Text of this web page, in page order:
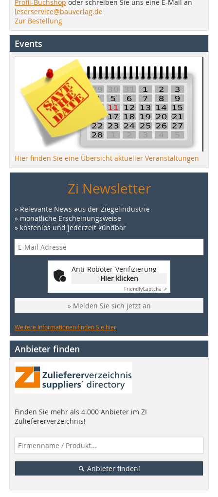
Profil-Buchshop oder schreiben Sie uns eine E-Mail an
leserservice@bauverlag.de
Zur Bestellung
Events
Hier finden Sie eine Übersicht aktueller Veranstaltungen
Zi Newsletter
» Relevante News aus der Ziegelindustrie
» monatliche Erscheinungsweise
» kostenlos und jederzeit kündbar
Anti-Roboter-Verifizierung
Hier klicken
FriendlyCaptcha ⇗
» Melden Sie sich jetzt an
Weitere Informationen finden Sie hier
Anbieter finden
Finden Sie mehr als 4.000 Anbieter im ZI
Zuliefererverzeichnis!
Anbieter finden!